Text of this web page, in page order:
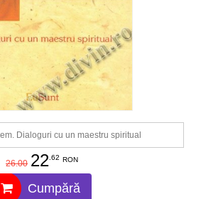
Dialoguri cu un maestru spiritual
26.00 22.62 RON
Cumpără